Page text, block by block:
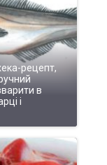
рецепт,
в
і